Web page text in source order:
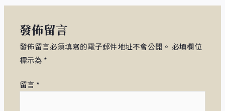
發佈留言
發佈留言必須填寫的電子郵件地址不會公開。 必填欄位
標示為 *
留言 *